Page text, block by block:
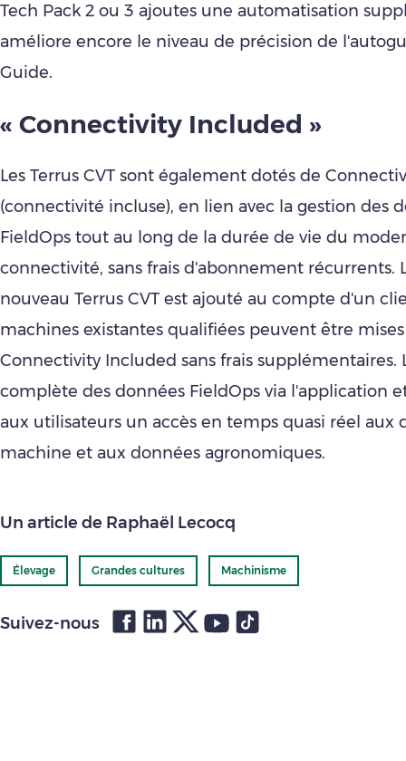
Tech Pack 2 ou 3 ajoutes une automatisation
améliore encore le niveau de précision de
Guide.
« Connectivity Included »
Les Terrus CVT sont également dotés de
(connectivité incluse), en lien avec la gestion des
FieldOps tout au long de la durée de vie du
connectivité, sans frais d'abonnement récurrents.
nouveau Terrus CVT est ajouté au compte d'un
machines existantes qualifiées peuvent être
Connectivity Included sans frais supplémentaires.
complète des données FieldOps via l'application
aux utilisateurs un accès en temps quasi réel aux
machine et aux données agronomiques.
Un article de Raphaël Lecocq
Élevage Grandes cultures Machinisme
Suivez-nous